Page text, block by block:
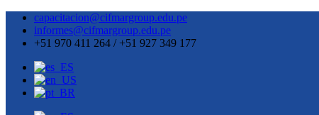
capacitacion@cifmargroup.edu.pe
informes@cifmargroup.edu.pe
+51 970 411 264 / +51 927 349 177